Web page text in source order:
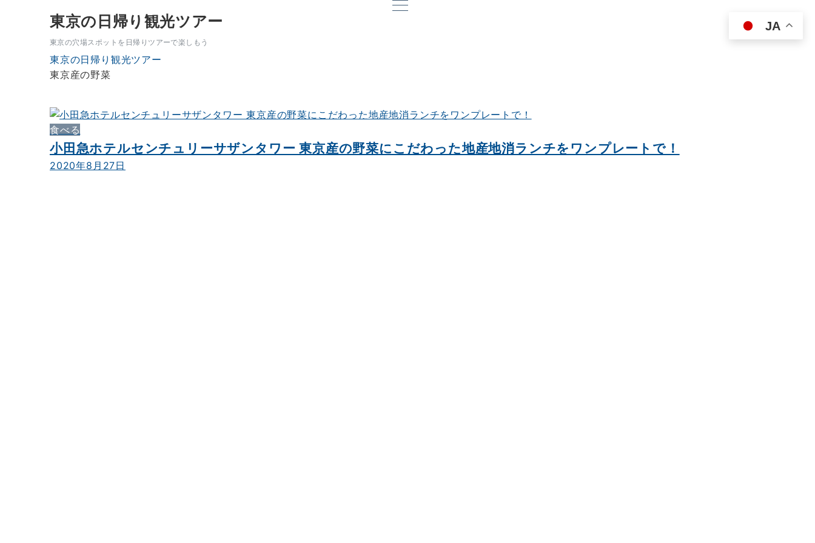
東京の日帰り観光ツアー
東京の穴場スポットを日帰りツアーで楽しもう
東京の日帰り観光ツアー
東京産の野菜
食べる
小田急ホテルセンチュリーサザンタワー 東京産の野菜にこだわった地産地消ランチをワンプレートで！
2020年8月27日
JA